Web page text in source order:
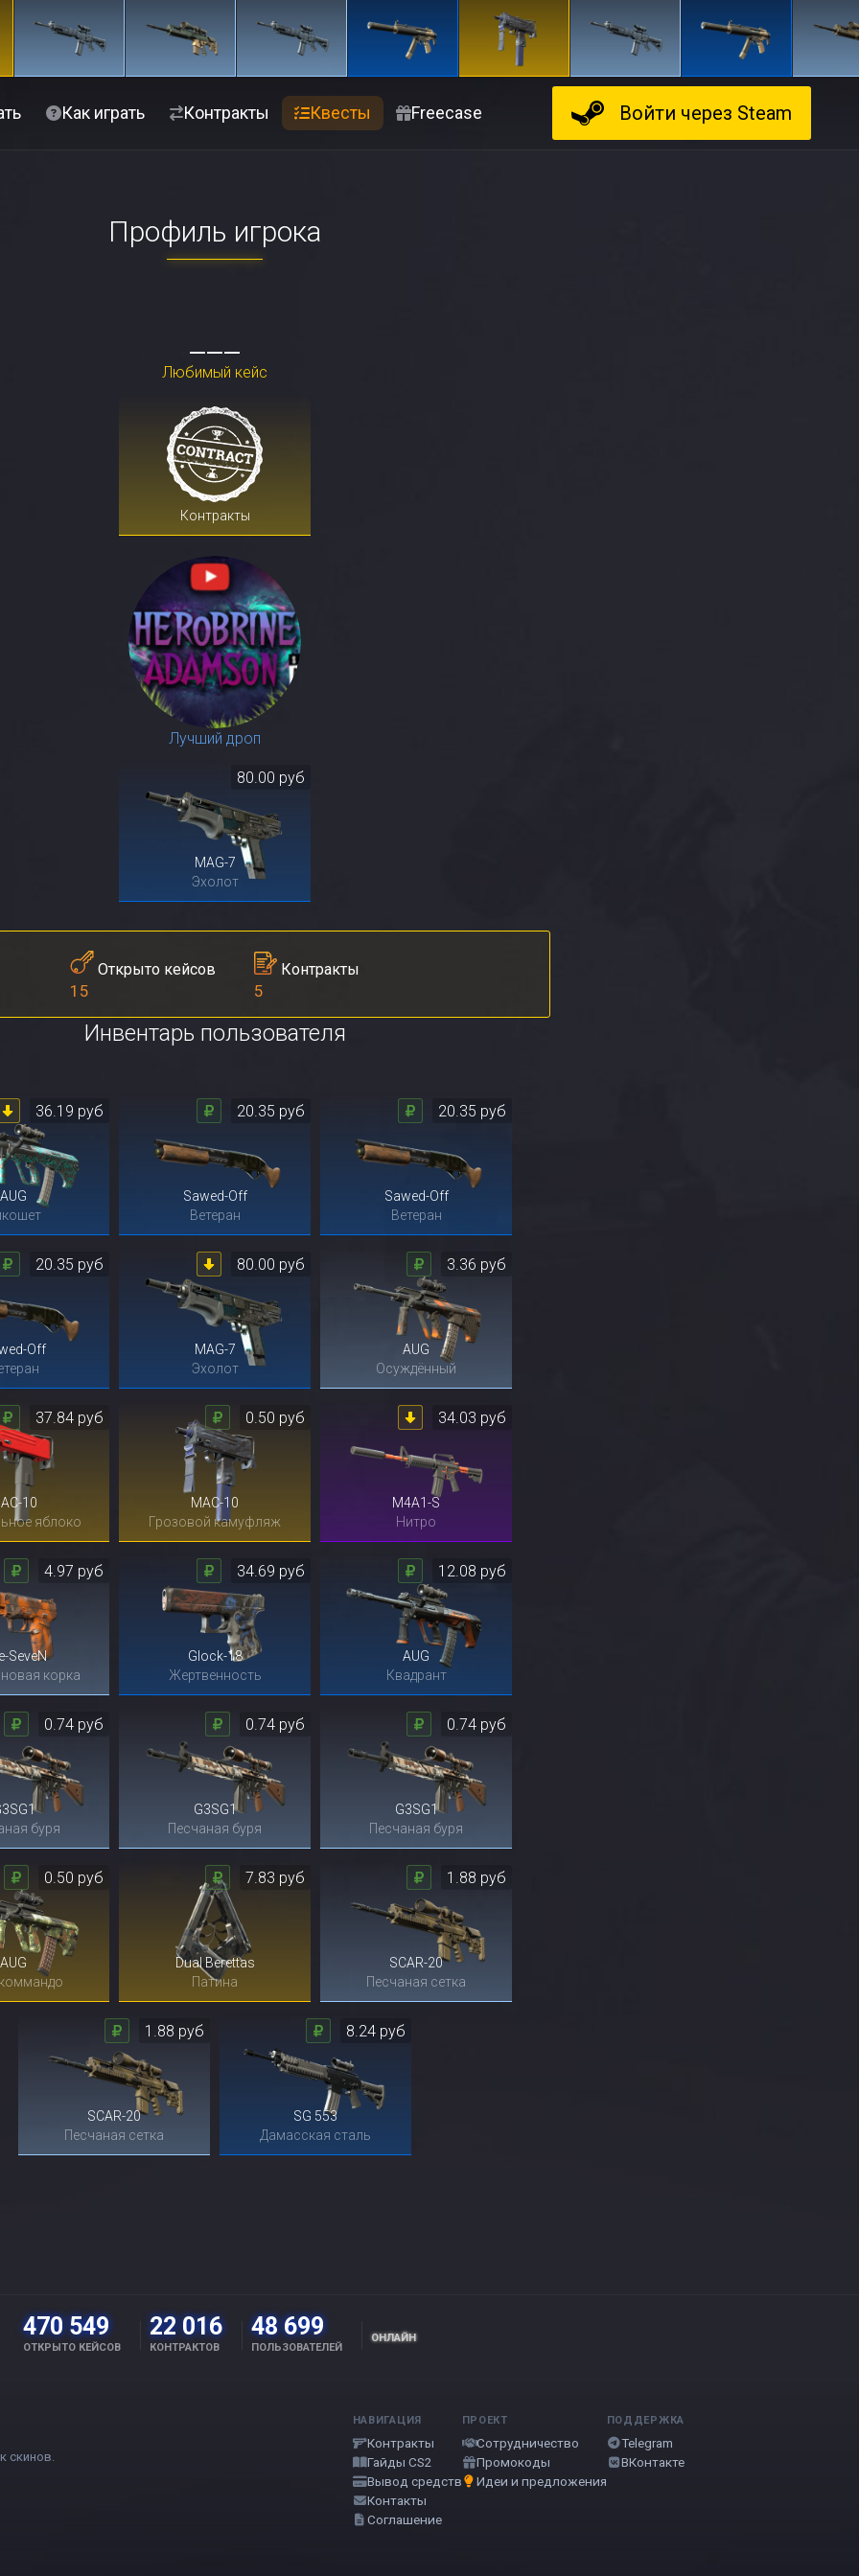
Как играть Контракты Квесты Freecase Войти через Steam
Профиль игрока
Любимый кейс
Контракты
Лучший дроп
MAG-7
Эхолот
80.00 руб
Открыто кейсов
15
Контракты
5
Инвентарь пользователя
AUG
36.19 руб
Sawed-Off
Ветеран
20.35 руб
Sawed-Off
Ветеран
20.35 руб
Off
20.35 руб
MAG-7
Эхолот
80.00 руб
AUG
Осуждённый
3.36 руб
10
яблоко
37.84 руб
MAC-10
Грозовой камуфляж
0.50 руб
M4A1-S
Нитро
34.03 руб
SeveN
корка
4.97 руб
Glock-18
Жертвенность
34.69 руб
AUG
Квадрант
12.08 руб
буря
0.74 руб
G3SG1
Песчаная буря
0.74 руб
G3SG1
Песчаная буря
0.74 руб
AUG
0.50 руб
Dual Berettas
Патина
7.83 руб
SCAR-20
Песчаная сетка
1.88 руб
SCAR-20
Песчаная сетка
1.88 руб
SG 553
Дамасская сталь
8.24 руб
470 549
ОТКРЫТО КЕЙСОВ
22 016
КОНТРАКТОВ
48 699
ПОЛЬЗОВАТЕЛЕЙ
ОНЛАЙН
скинов.
НАВИГАЦИЯ
Контракты
Гайды CS2
Вывод средств
Контакты
Соглашение
ПРОЕКТ
Сотрудничество
Промокоды
Идеи и предложения
ПОДДЕРЖКА
Telegram
ВКонтакте